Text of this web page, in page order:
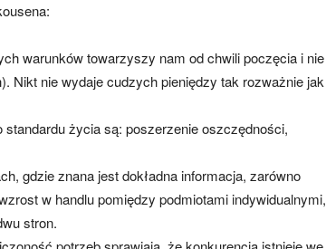
warunków towarzyszy nam od chwili poczęcia i nie
Nikt nie wydaje cudzych pieniędzy tak rozważnie jak
życia są: poszerzenie oszczędności,
gdzie znana jest dokładna informacja, zarówno
w handlu pomiędzy podmiotami indywidualnymi,
stron.